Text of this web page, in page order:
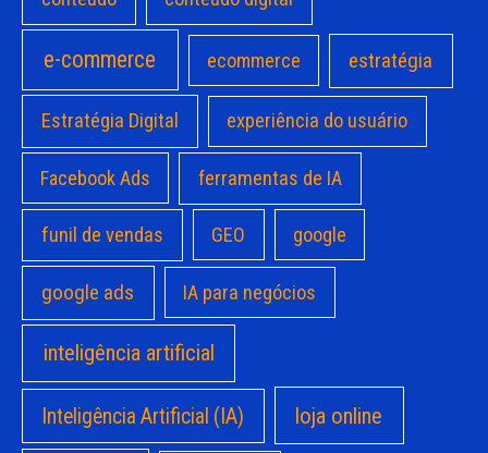
e-commerce ecommerce estratégia
Estratégia Digital experiência do usuário
Facebook Ads ferramentas de IA
funil de vendas GEO google
google ads IA para negócios
inteligência artificial
Inteligência Artificial (IA) loja online